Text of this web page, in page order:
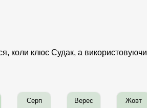
коли клює Судак, а використовуючи
Серп Верес Жовт